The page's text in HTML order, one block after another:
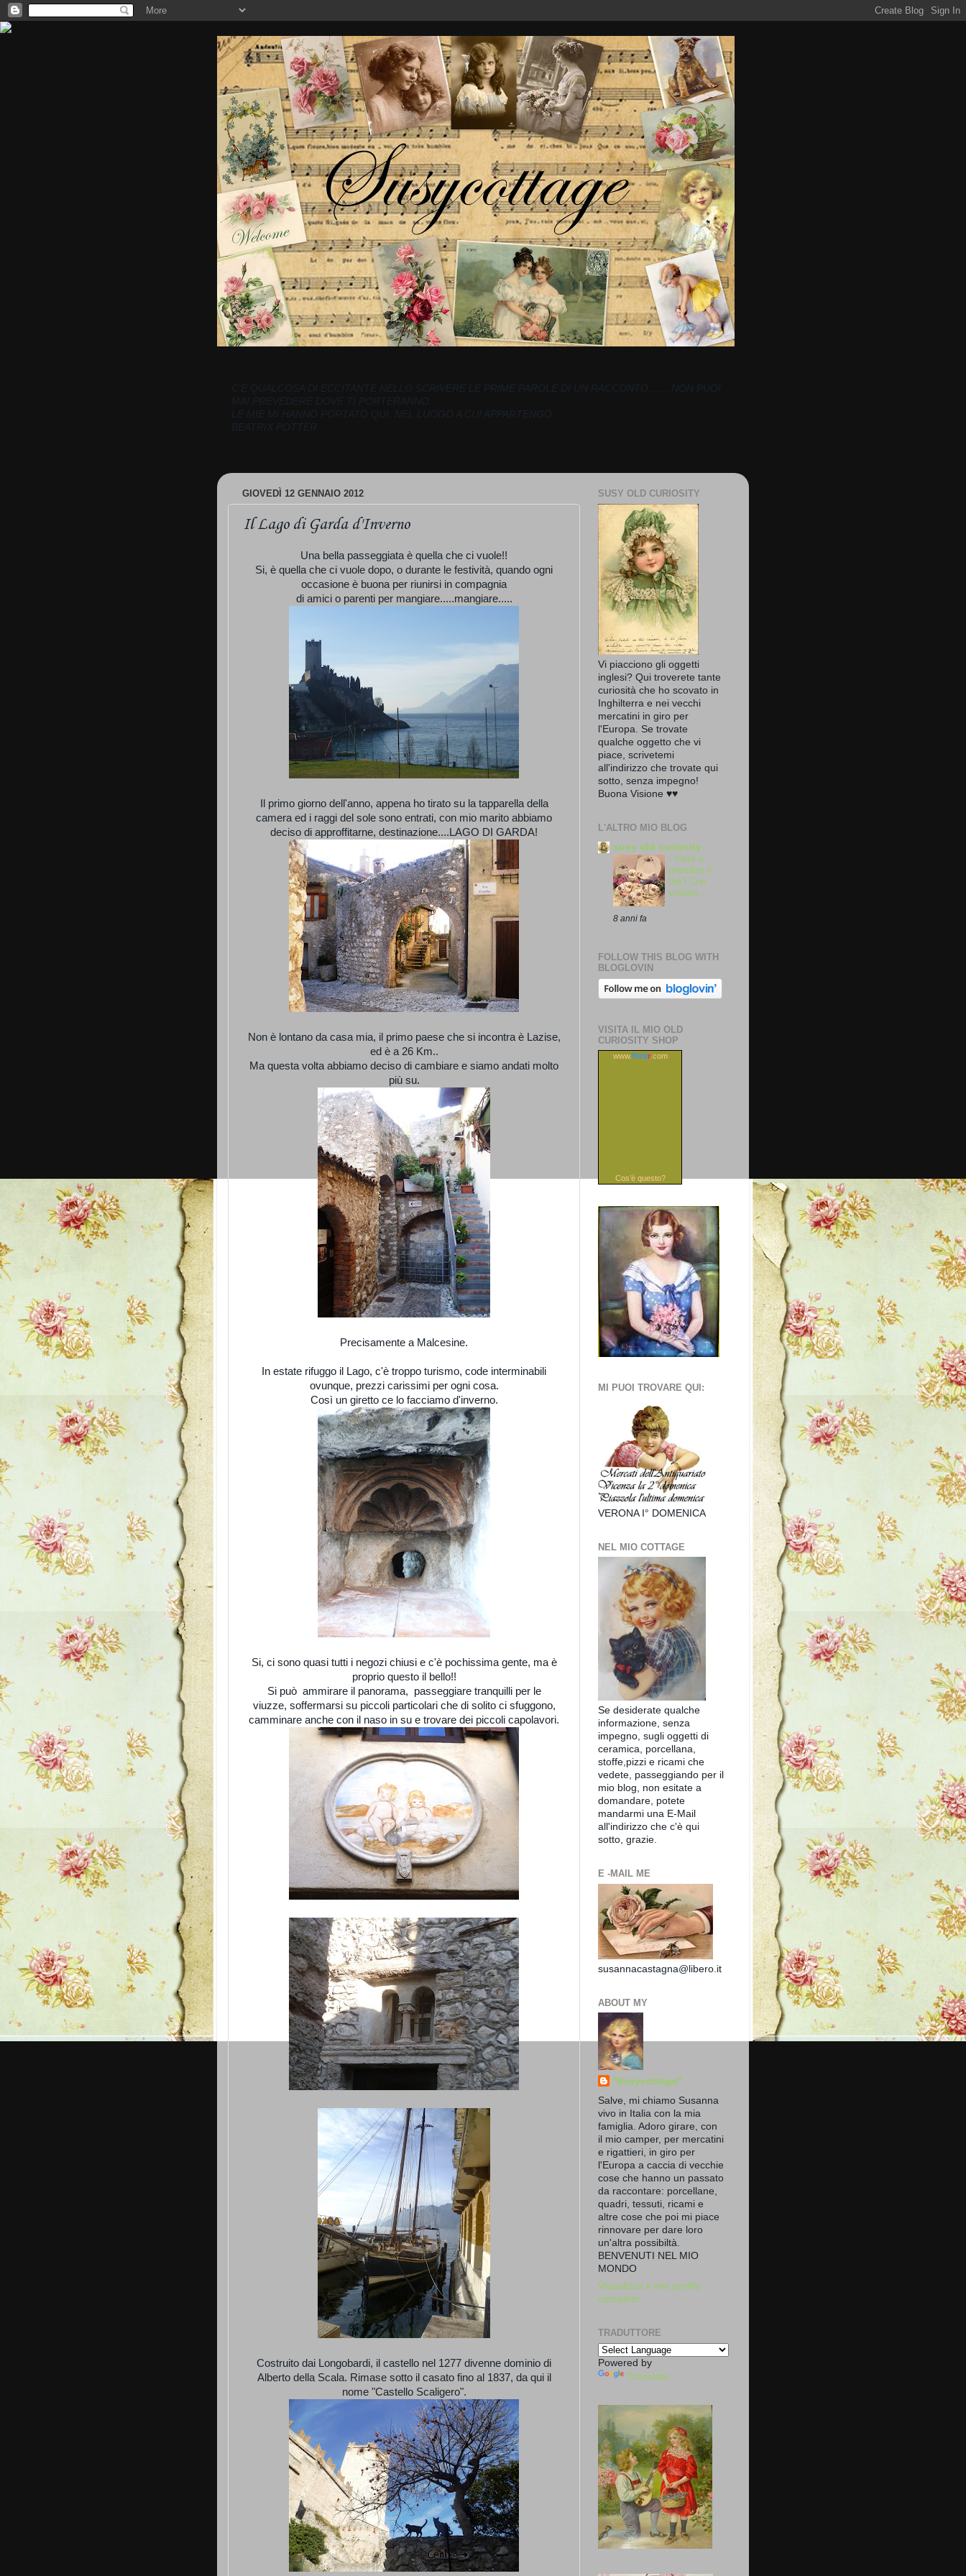
C'E QUALCOSA DI ECCITANTE NELLO SCRIVERE LE PRIME PAROLE DI UN RACCONTO........NON PUOI
MAI PREVEDERE DOVE TI PORTERANNO.
LE MIE MI HANNO PORTATO QUI, NEL LUOGO A CUI APPARTENGO.
BEATRIX POTTER
GIOVEDÌ 12 GENNAIO 2012
Il Lago di Garda d'Inverno
Una bella passeggiata è quella che ci vuole!!
Si, è quella che ci vuole dopo, o durante le festività, quando ogni
occasione è buona per riunirsi in compagnia
di amici o parenti per mangiare.....mangiare.....
Il primo giorno dell'anno, appena ho tirato su la tapparella della
camera ed i raggi del sole sono entrati, con mio marito abbiamo
deciso di approffitarne, destinazione....LAGO DI GARDA!
Non è lontano da casa mia, il primo paese che si incontra è Lazise,
ed è a 26 Km..
Ma questa volta abbiamo deciso di cambiare e siamo andati molto
più su.
Precisamente a Malcesine.
In estate rifuggo il Lago, c'è troppo turismo, code interminabili
ovunque, prezzi carissimi per ogni cosa.
Così un giretto ce lo facciamo d'inverno.
Si, ci sono quasi tutti i negozi chiusi e c'è pochissima gente, ma è
proprio questo il bello!!
Si può ammirare il panorama, passeggiare tranquilli per le
viuzze, soffermarsi su piccoli particolari che di solito ci sfuggono,
camminare anche con il naso in su e trovare dei piccoli capolavori.
Costruito dai Longobardi, il castello nel 1277 divenne dominio di
Alberto della Scala. Rimase sotto il casato fino al 1837, da qui il
nome "Castello Scaligero".
SUSY OLD CURIOSITY
Vi piacciono gli oggetti
inglesi? Qui troverete tante
curiosità che ho scovato in
Inghilterra e nei vecchi
mercatini in giro per
l'Europa. Se trovate
qualche oggetto che vi
piace, scrivetemi
all'indirizzo che trovate qui
sotto, senza impegno!
Buona Visione ♥♥
L'ALTRO MIO BLOG
susy old curiosity
- Vieni a
prendere il
thè? Con
violette -
8 anni fa
FOLLOW THIS BLOG WITH
BLOGLOVIN
VISITA IL MIO OLD
CURIOSITY SHOP
www.flickr.com
Cos’è questo?
MI PUOI TROVARE QUI:
VERONA I° DOMENICA
NEL MIO COTTAGE
Se desiderate qualche
informazione, senza
impegno, sugli oggetti di
ceramica, porcellana,
stoffe,pizzi e ricami che
vedete, passeggiando per il
mio blog, non esitate a
domandare, potete
mandarmi una E-Mail
all'indirizzo che c'è qui
sotto, grazie.
E -MAIL ME
susannacastagna@libero.it
ABOUT MY
*Susycottage*
Salve, mi chiamo Susanna
vivo in Italia con la mia
famiglia. Adoro girare, con
il mio camper, per mercatini
e rigattieri, in giro per
l'Europa a caccia di vecchie
cose che hanno un passato
da raccontare: porcellane,
quadri, tessuti, ricami e
altre cose che poi mi piace
rinnovare per dare loro
un'altra possibiltà.
BENVENUTI NEL MIO
MONDO
Visualizza il mio profilo
completo
TRADUTTORE
Powered by
Translate